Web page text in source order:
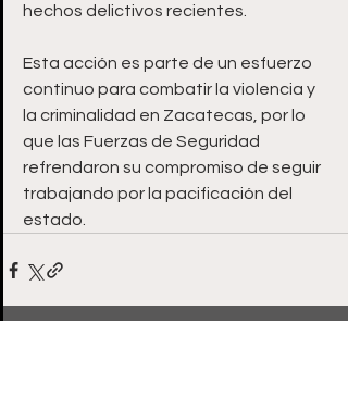
hechos delictivos recientes.
Esta acción es parte de un esfuerzo
continuo para combatir la violencia y
la criminalidad en Zacatecas, por lo
que las Fuerzas de Seguridad
refrendaron su compromiso de seguir
trabajando por la pacificación del
estado.